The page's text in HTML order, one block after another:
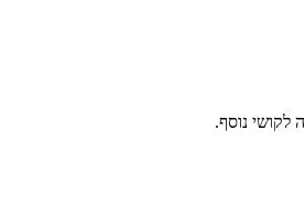
לקושי נוסף.